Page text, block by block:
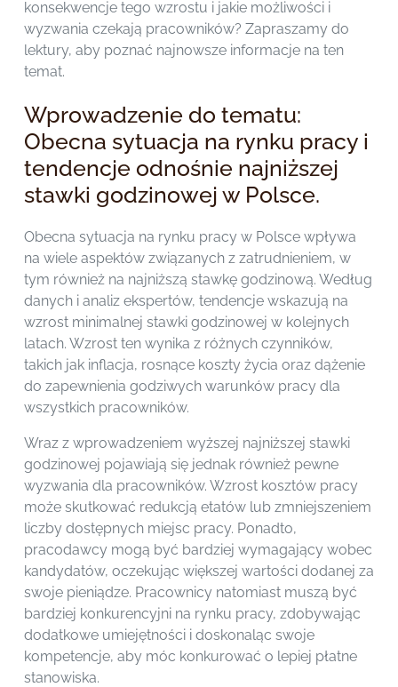
konsekwencje tego wzrostu i jakie możliwości i
wyzwania czekają pracowników? Zapraszamy do
lektury, aby poznać najnowsze informacje na ten
temat.
Wprowadzenie do tematu:
Obecna sytuacja na rynku pracy i
tendencje odnośnie najniższej
stawki godzinowej w Polsce.
Obecna sytuacja na rynku pracy w Polsce wpływa
na wiele aspektów związanych z zatrudnieniem, w
tym również na najniższą stawkę godzinową. Według
danych i analiz ekspertów, tendencje wskazują na
wzrost minimalnej stawki godzinowej w kolejnych
latach. Wzrost ten wynika z różnych czynników,
takich jak inflacja, rosnące koszty życia oraz dążenie
do zapewnienia godziwych warunków pracy dla
wszystkich pracowników.
Wraz z wprowadzeniem wyższej najniższej stawki
godzinowej pojawiają się jednak również pewne
wyzwania dla pracowników. Wzrost kosztów pracy
może skutkować redukcją etatów lub zmniejszeniem
liczby dostępnych miejsc pracy. Ponadto,
pracodawcy mogą być bardziej wymagający wobec
kandydatów, oczekując większej wartości dodanej za
swoje pieniądze. Pracownicy natomiast muszą być
bardziej konkurencyjni na rynku pracy, zdobywając
dodatkowe umiejętności i doskonaląc swoje
kompetencje, aby móc konkurować o lepiej płatne
stanowiska.